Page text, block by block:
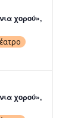
χορού»,
χορού»,